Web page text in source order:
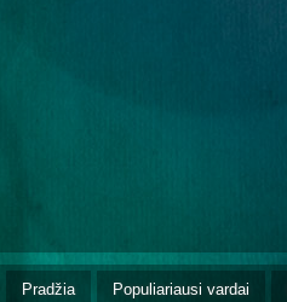
Pradžia Populiariausi vardai